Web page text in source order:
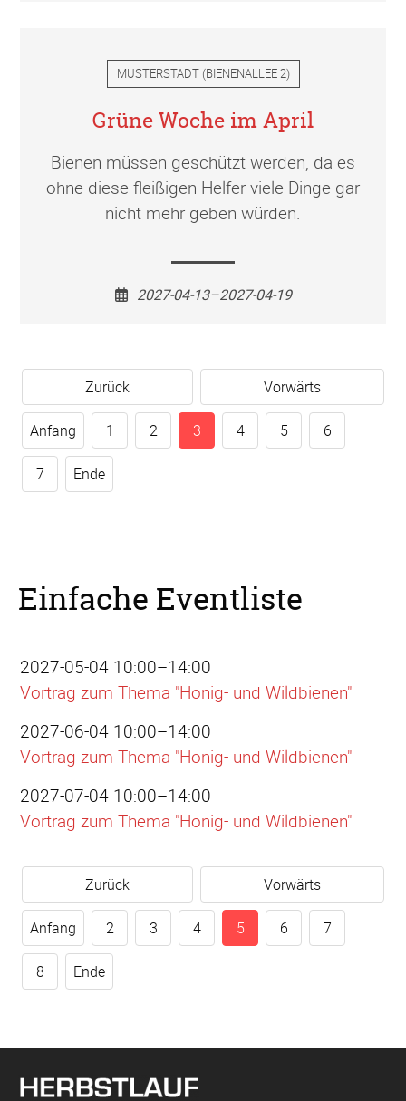
MUSTERSTADT(BIENENALLEE 2)
Grüne Woche im April
Bienen müssen geschützt werden, da es
ohne diese fleißigen Helfer viele Dinge gar
nicht mehr geben würden.
2027-04-13–2027-04-19
Zurück Vorwärts
Anfang 1 2 3 4 5 6
7 Ende
Einfache Eventliste
2027-05-04 10:00–14:00
Vortrag zum Thema "Honig- und Wildbienen"
2027-06-04 10:00–14:00
Vortrag zum Thema "Honig- und Wildbienen"
2027-07-04 10:00–14:00
Vortrag zum Thema "Honig- und Wildbienen"
Zurück Vorwärts
Anfang 2 3 4 5 6 7
8 Ende